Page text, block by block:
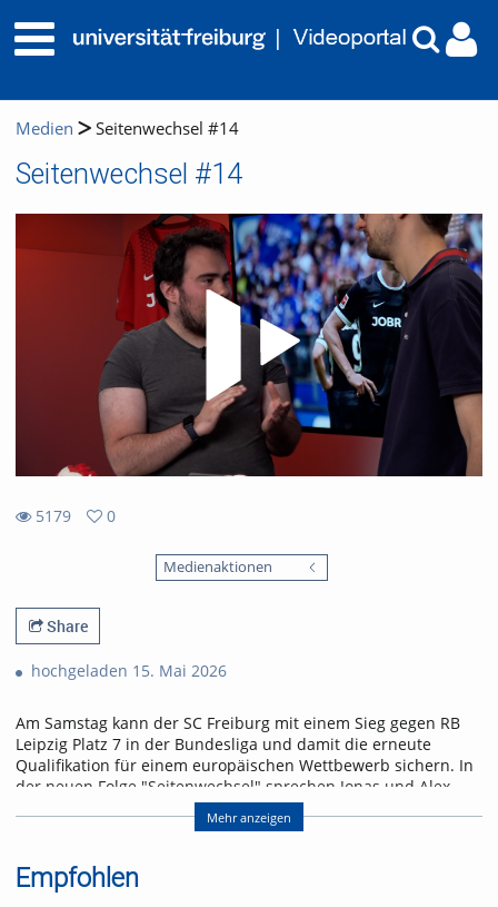
Medien Seitenwechsel #14
Seitenwechsel #14
5179
0
Medienaktionen
Share
hochgeladen 15. Mai 2026
Am Samstag kann der SC Freiburg mit einem Sieg gegen RB
Leipzig Platz 7 in der Bundesliga und damit die erneute
Qualifikation für einem europäischen Wettbewerb sichern. In
der neuen Folge "Seitenwechsel" sprechen Jonas und Alex
über das letzte Heimspiel der Saison und einen Leih-
Referent/in:
Andreas Nagel
Mehr anzeigen
Empfohlen